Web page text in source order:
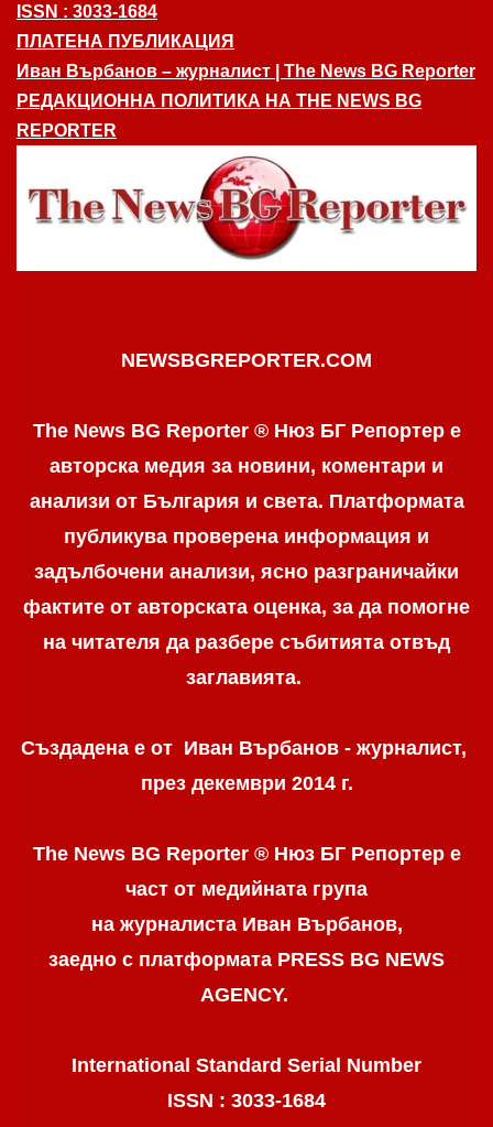
ISSN : 3033-1684
ПЛАТЕНА ПУБЛИКАЦИЯ
Иван Върбанов – журналист | The News BG Reporter
РЕДАКЦИОННА ПОЛИТИКА НА THE NEWS BG
REPORTER
NEWSBGREPORTER.COM
The News BG Reporter ® Нюз БГ Репортер е
авторска медия за новини, коментари и
анализи от България и света. Платформата
публикува проверена информация и
задълбочени анализи, ясно разграничaйки
фактите от авторската оценка, за да помогне
на читателя да разбере събитията отвъд
заглавията.
Създадена е от Иван Върбанов - журналист,
през декември 2014 г.
The News BG Reporter ® Нюз БГ Репортере
част от медийната група
на журналиста Иван Върбанов,
заедно с платформата PRESS BG NEWS
AGENCY.
International Standard Serial Number
ISSN : 3033-1684